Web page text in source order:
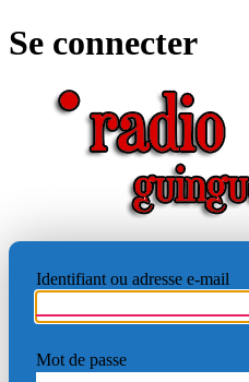
Se connecter
Identifiant ou adresse e-mail
Mot de passe